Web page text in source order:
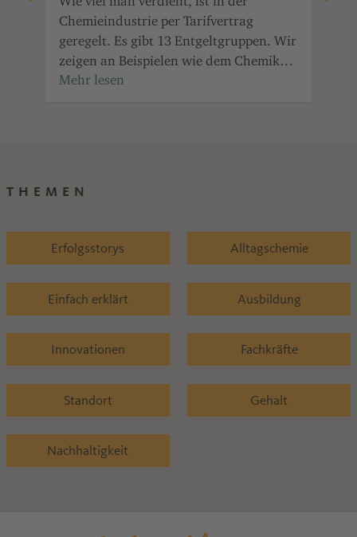
Chemieindustrie per Tarifvertrag
geregelt. Es gibt 13 Entgeltgruppen. Wir
zeigen an Beispielen wie dem Chemiker-
und Chemikanten-Beruf, was die
THEMEN
Erfolgsstorys Alltagschemie
Einfach erklärt Ausbildung
Innovationen Fachkräfte
Standort Gehalt
Nachhaltigkeit